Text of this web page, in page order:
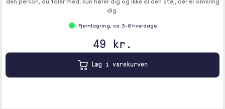
den person, du taler med, kun hører dig og ikke al den støj, der er omkring
dig.
Fjernlagring, ca. 3-8 hverdage
49 kr.
Læg i varekurven